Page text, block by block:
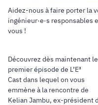
Aidez-nous à faire porter la
ingénieur·e·s responsables
vous !
Découvrez dès maintenant le
premier épisode de L’E³
Cast dans lequel on vous
emmène à la rencontre de
Kelian Jambu, ex-président